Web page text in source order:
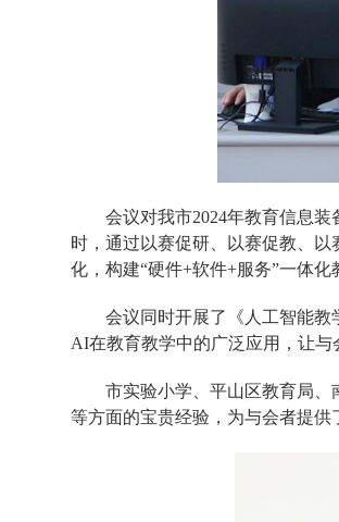
会议对我市2024年教育信息
时，通过以赛促研、以赛促教、
化，构建“硬件+软件+服务”一体
会议同时开展了《人工智能
AI在教育教学中的广泛应用，让与
市实验小学、平山区教育局
等方面的宝贵经验，为与会者提